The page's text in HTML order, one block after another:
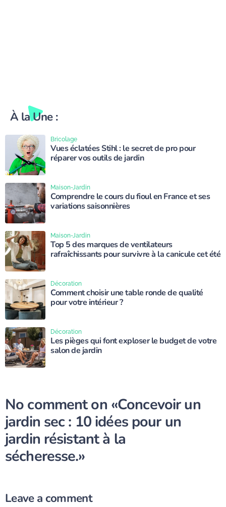
À la Une :
Vues éclatées Stihl : le secret de pro pour
réparer vos outils de jardin
Bricolage
Comprendre le cours du fioul en France et ses
variations saisonnières
Maison-Jardin
Top 5 des marques de ventilateurs
rafraîchissants pour survivre à la canicule cet été
Maison-Jardin
Comment choisir une table ronde de qualité
pour votre intérieur ?
Décoration
Les pièges qui font exploser le budget de votre
salon de jardin
Décoration
No comment on «Concevoir un
jardin sec : 10 idées pour un
jardin résistant à la
sécheresse.»
Leave a comment